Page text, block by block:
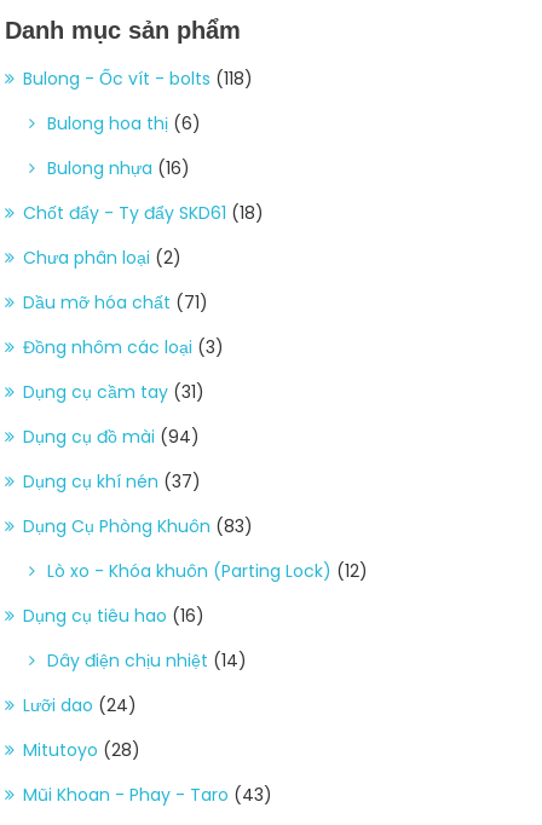
Danh mục sản phẩm
Bulong - Ốc vít - bolts (118)
Bulong hoa thị (6)
Bulong nhựa (16)
Chốt đẩy - Ty đẩy SKD61 (18)
Chưa phân loại (2)
Dầu mỡ hóa chất (71)
Đồng nhôm các loại (3)
Dụng cụ cầm tay (31)
Dụng cụ đồ mài (94)
Dụng cụ khí nén (37)
Dụng Cụ Phòng Khuôn (83)
Lò xo - Khóa khuôn (Parting Lock) (12)
Dụng cụ tiêu hao (16)
Dây điện chịu nhiệt (14)
Lưỡi dao (24)
Mitutoyo (28)
Mũi Khoan - Phay - Taro (43)